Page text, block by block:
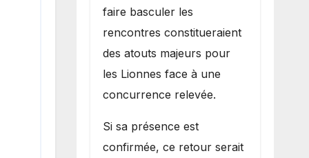
faire basculer les
rencontres constitueraient
des atouts majeurs pour
les Lionnes face à une
concurrence relevée.
Si sa présence est
confirmée, ce retour serait